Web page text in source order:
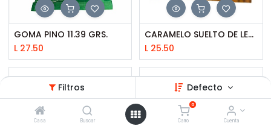
Filtros Defecto
Casa Buscar
0
Carro Cuenta
GOMA PINO 11.39 GRS.
L 27.50
CARAMELO SUELTO DE LECHE DIANA
L 25.50